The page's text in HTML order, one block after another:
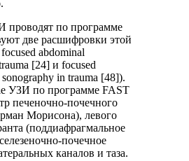
проводят по программе
две расшифровки этой
abdominal
[24] и focused
sonography in trauma [48]).
УЗИ по программе FAST
печеночно-почечного
Морисона), левого
(поддиафрагмальное
почечное
каналов и таза.